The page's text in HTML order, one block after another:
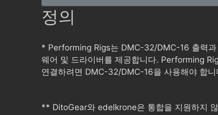
정의
* Performing Rigs는 DMC-32/DMC-16 출력과
웨어 및 드라이버를 제공합니다. Performing
연결하려면 DMC-32/DMC-16을 사용해야 합니
** DitoGear와 edelkrone은 통합을 지원하지